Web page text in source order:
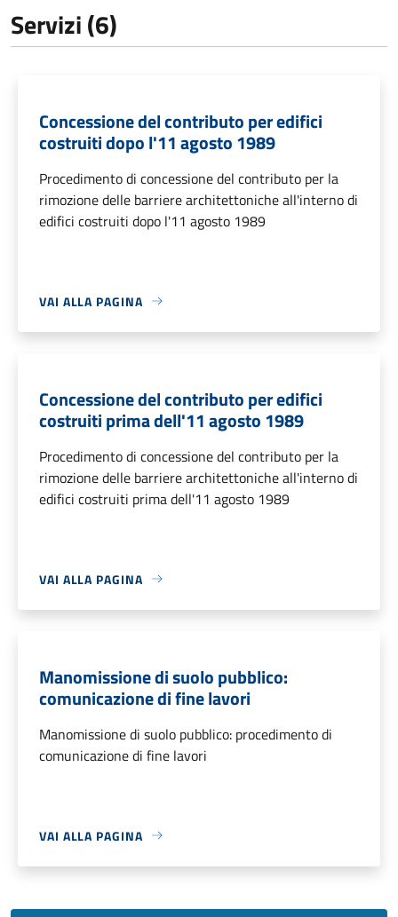
Servizi (6)
Concessione del contributo per edifici
costruiti dopo l'11 agosto 1989
Procedimento di concessione del contributo per la
rimozione delle barriere architettoniche all'interno di
edifici costruiti dopo l'11 agosto 1989
VAI ALLA PAGINA
Concessione del contributo per edifici
costruiti prima dell'11 agosto 1989
Procedimento di concessione del contributo per la
rimozione delle barriere architettoniche all'interno di
edifici costruiti prima dell'11 agosto 1989
VAI ALLA PAGINA
Manomissione di suolo pubblico:
comunicazione di fine lavori
Manomissione di suolo pubblico: procedimento di
comunicazione di fine lavori
VAI ALLA PAGINA